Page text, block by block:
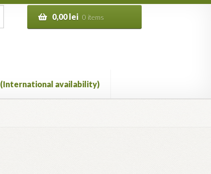
0,00lei 0 items
(International availability)